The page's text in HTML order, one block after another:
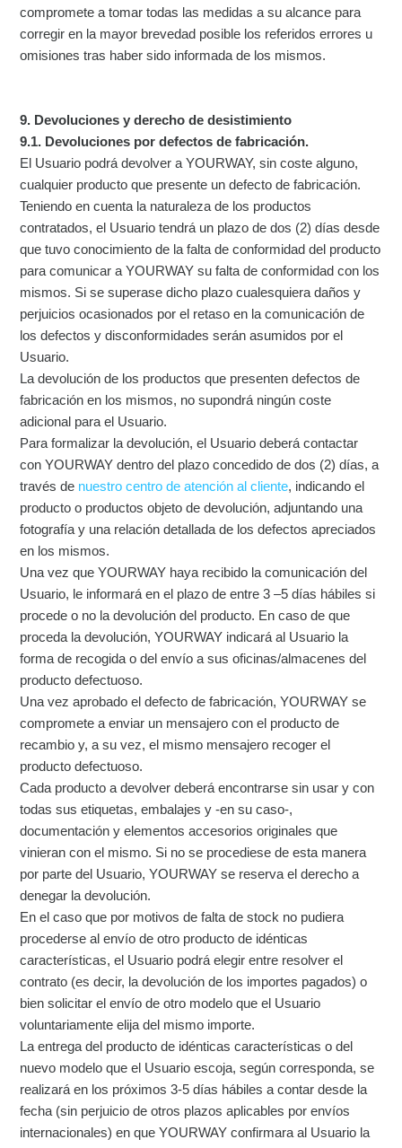
compromete a tomar todas las medidas a su alcance para
corregir en la mayor brevedad posible los referidos errores u
omisiones tras haber sido informada de los mismos.
9. Devoluciones y derecho de desistimiento
9.1. Devoluciones por defectos de fabricación.
El Usuario podrá devolver a YOURWAY, sin coste alguno,
cualquier producto que presente un defecto de fabricación.
Teniendo en cuenta la naturaleza de los productos
contratados, el Usuario tendrá un plazo de dos (2) días desde
que tuvo conocimiento de la falta de conformidad del producto
para comunicar a YOURWAY su falta de conformidad con los
mismos. Si se superase dicho plazo cualesquiera daños y
perjuicios ocasionados por el retaso en la comunicación de
los defectos y disconformidades serán asumidos por el
Usuario.
La devolución de los productos que presenten defectos de
fabricación en los mismos, no supondrá ningún coste
adicional para el Usuario.
Para formalizar la devolución, el Usuario deberá contactar
con YOURWAY dentro del plazo concedido de dos (2) días, a
través de nuestro centro de atención al cliente, indicando el
producto o productos objeto de devolución, adjuntando una
fotografía y una relación detallada de los defectos apreciados
en los mismos.
Una vez que YOURWAY haya recibido la comunicación del
Usuario, le informará en el plazo de entre 3 –5 días hábiles si
procede o no la devolución del producto. En caso de que
proceda la devolución, YOURWAY indicará al Usuario la
forma de recogida o del envío a sus oficinas/almacenes del
producto defectuoso.
Una vez aprobado el defecto de fabricación, YOURWAY se
compromete a enviar un mensajero con el producto de
recambio y, a su vez, el mismo mensajero recoger el
producto defectuoso.
Cada producto a devolver deberá encontrarse sin usar y con
todas sus etiquetas, embalajes y -en su caso-,
documentación y elementos accesorios originales que
vinieran con el mismo. Si no se procediese de esta manera
por parte del Usuario, YOURWAY se reserva el derecho a
denegar la devolución.
En el caso que por motivos de falta de stock no pudiera
procederse al envío de otro producto de idénticas
características, el Usuario podrá elegir entre resolver el
contrato (es decir, la devolución de los importes pagados) o
bien solicitar el envío de otro modelo que el Usuario
voluntariamente elija del mismo importe.
La entrega del producto de idénticas características o del
nuevo modelo que el Usuario escoja, según corresponda, se
realizará en los próximos 3-5 días hábiles a contar desde la
fecha (sin perjuicio de otros plazos aplicables por envíos
internacionales) en que YOURWAY confirmara al Usuario la